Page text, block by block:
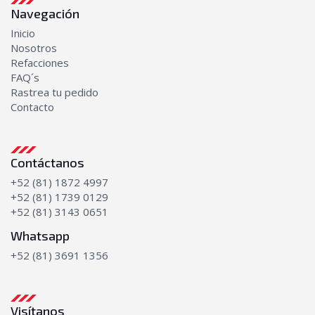
Navegación
Inicio
Nosotros
Refacciones
FAQ´s
Rastrea tu pedido
Contacto
Contáctanos
+52 (81) 1872 4997
+52 (81) 1739 0129
+52 (81) 3143 0651
Whatsapp
+52 (81) 3691 1356
Visítanos